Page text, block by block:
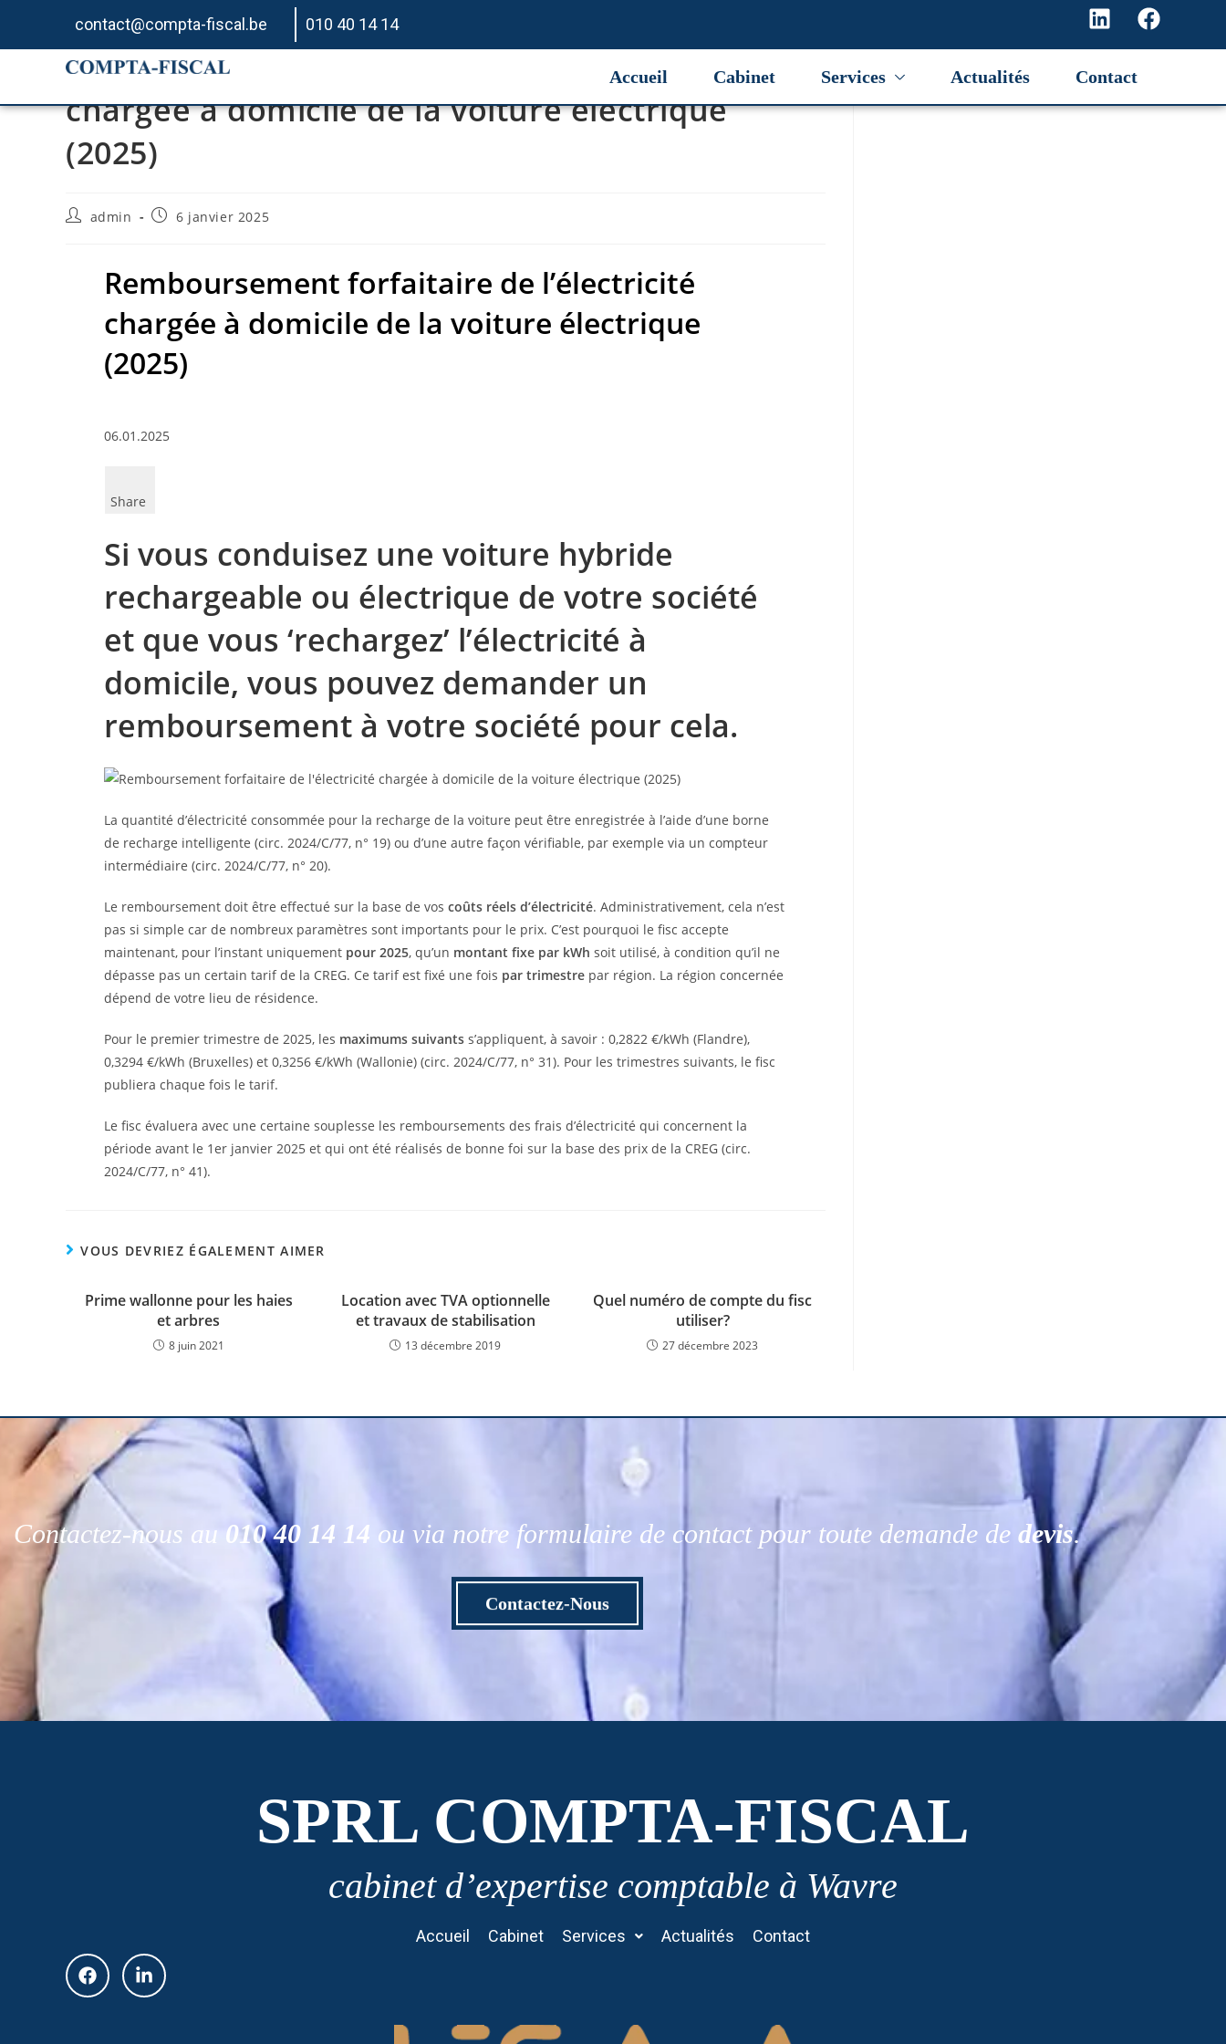
contact@compta-fiscal.be 010 40 14 14
Accueil Cabinet Services Actualités Contact
Remboursement forfaitaire de l’électricité
chargée à domicile de la voiture électrique
(2025)
admin 6 janvier 2025
Remboursement forfaitaire de l’électricité
chargée à domicile de la voiture électrique
(2025)
06.01.2025
Share
Si vous conduisez une voiture hybride
rechargeable ou électrique de votre société
et que vous ‘rechargez’ l’électricité à
domicile, vous pouvez demander un
remboursement à votre société pour cela.
La quantité d’électricité consommée pour la recharge de la voiture peut être enregistrée à l’aide d’une borne
de recharge intelligente (circ. 2024/C/77, n° 19) ou d’une autre façon vérifiable, par exemple via un compteur
intermédiaire (circ. 2024/C/77, n° 20).
Le remboursement doit être effectué sur la base de vos coûts réels d’électricité. Administrativement, cela n’est
pas si simple car de nombreux paramètres sont importants pour le prix. C’est pourquoi le fisc accepte
maintenant, pour l’instant uniquement pour 2025, qu’un montant fixe par kWh soit utilisé, à condition qu’il ne
dépasse pas un certain tarif de la CREG. Ce tarif est fixé une fois par trimestrepar région. La région concernée
dépend de votre lieu de résidence.
Pour le premier trimestre de 2025, les maximums suivantss’appliquent, à savoir : 0,2822 €/kWh (Flandre),
0,3294 €/kWh (Bruxelles) et 0,3256 €/kWh (Wallonie) (circ. 2024/C/77, n° 31). Pour les trimestres suivants, le fisc
publiera chaque fois le tarif.
Le fisc évaluera avec une certaine souplesse les remboursements des frais d’électricité qui concernent la
période avant le 1er janvier 2025 et qui ont été réalisés de bonne foi sur la base des prix de la CREG (circ.
2024/C/77, n° 41).
VOUS DEVRIEZ ÉGALEMENT AIMER
Prime wallonne pour les haies
et arbres
8 juin 2021
Location avec TVA optionnelle
et travaux de stabilisation
13 décembre 2019
Quel numéro de compte du fisc
utiliser?
27 décembre 2023
Contactez-nous au 010 40 14 14 ou via notre formulaire de contact pour toute demande de devis.
Contactez-Nous
SPRL COMPTA-FISCAL
cabinet d’expertise comptable à Wavre
Accueil Cabinet Services Actualités Contact